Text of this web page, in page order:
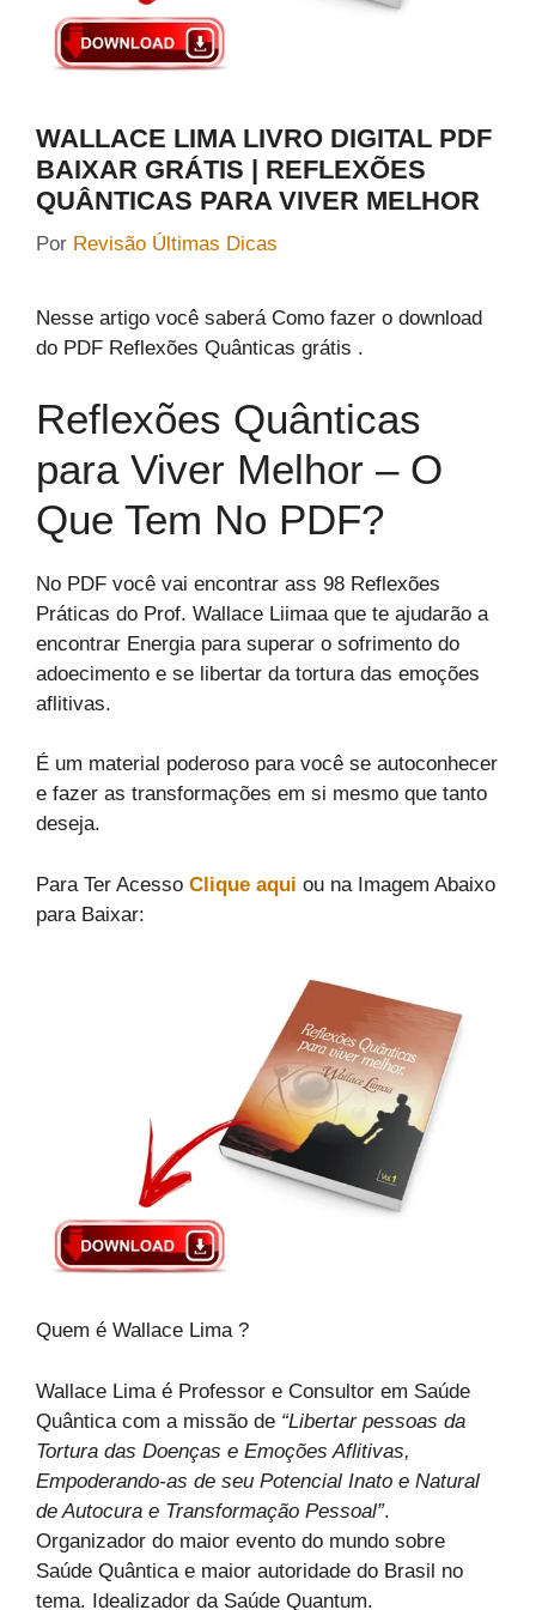
WALLACE LIMA LIVRO DIGITAL PDF
BAIXAR GRÁTIS | REFLEXÕES
QUÂNTICAS PARA VIVER MELHOR
Por Revisão Últimas Dicas
Nesse artigo você saberá Como fazer o download
do PDF Reflexões Quânticas grátis .
Reflexões Quânticas
para Viver Melhor – O
Que Tem No PDF?
No PDF você vai encontrar ass 98 Reflexões
Práticas do Prof. Wallace Liimaa que te ajudarão a
encontrar Energia para superar o sofrimento do
adoecimento e se libertar da tortura das emoções
aflitivas.
É um material poderoso para você se autoconhecer
e fazer as transformações em si mesmo que tanto
deseja.
Para Ter Acesso Clique aqui ou na Imagem Abaixo
para Baixar:
Quem é Wallace Lima ?
Wallace Lima é Professor e Consultor em Saúde
Quântica com a missão de “Libertar pessoas da
Tortura das Doenças e Emoções Aflitivas,
Empoderando-as de seu Potencial Inato e Natural
de Autocura e Transformação Pessoal”.
Organizador do maior evento do mundo sobre
Saúde Quântica e maior autoridade do Brasil no
tema. Idealizador da Saúde Quantum.